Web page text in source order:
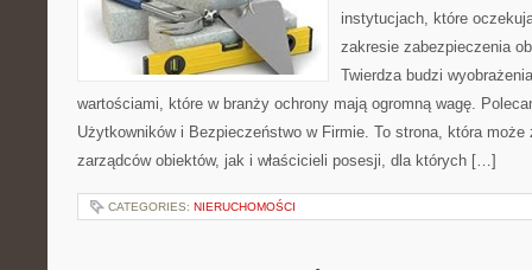
instytucjach, które
zakresie zabezpieczenia
Twierdza budzi
wartościami, które w branży ochrony mają ogromną wagę.
Użytkowników i Bezpieczeństwo w Firmie. To strona, która może
zarządców obiektów, jak i właścicieli posesji, dla których […]
CATEGORIES: NIERUCHOMOŚCI